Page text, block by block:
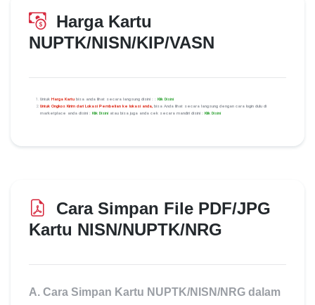
Harga Kartu
NUPTK/NISN/KIP/VASN
Untuk Harga Kartubisa anda lihat secara langsung disini : : Klik Disini
Untuk Ongkos Kirim dari Lokasi Pembelian ke lokasi anda, bisa Anda lihat secara langsung dengan cara login dulu di
marketplace anda disini : Klik Disiniatau bisa juga anda cek secara mandiri disini : Klik Disini
Cara Simpan File PDF/JPG
Kartu NISN/NUPTK/NRG
A. Cara Simpan Kartu NUPTK/NISN/NRG dalam